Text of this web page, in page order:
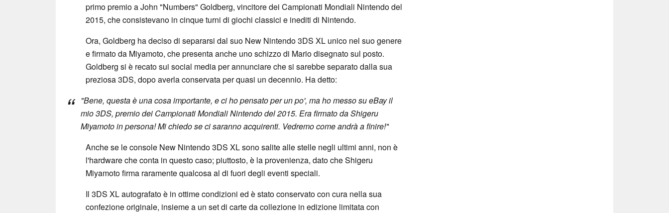
primo premio a John "Numbers" Goldberg, vincitore dei Campionati Mondiali Nintendo del
2015, che consistevano in cinque turni di giochi classici e inediti di Nintendo.
Ora, Goldberg ha deciso di separarsi dal suo New Nintendo 3DS XL unico nel suo genere
e firmato da Miyamoto, che presenta anche uno schizzo di Mario disegnato sul posto.
Goldberg si è recato sui social media per annunciare che si sarebbe separato dalla sua
preziosa 3DS, dopo averla conservata per quasi un decennio. Ha detto:
"Bene, questa è una cosa importante, e ci ho pensato per un po', ma ho messo su eBay il
mio 3DS, premio dei Campionati Mondiali Nintendo del 2015. Era firmato da Shigeru
Miyamoto in persona! Mi chiedo se ci saranno acquirenti. Vedremo come andrà a finire!"
Anche se le console New Nintendo 3DS XL sono salite alle stelle negli ultimi anni, non è
l'hardware che conta in questo caso; piuttosto, è la provenienza, dato che Shigeru
Miyamoto firma raramente qualcosa al di fuori degli eventi speciali.
Il 3DS XL autografato è in ottime condizioni ed è stato conservato con cura nella sua
confezione originale, insieme a un set di carte da collezione in edizione limitata con